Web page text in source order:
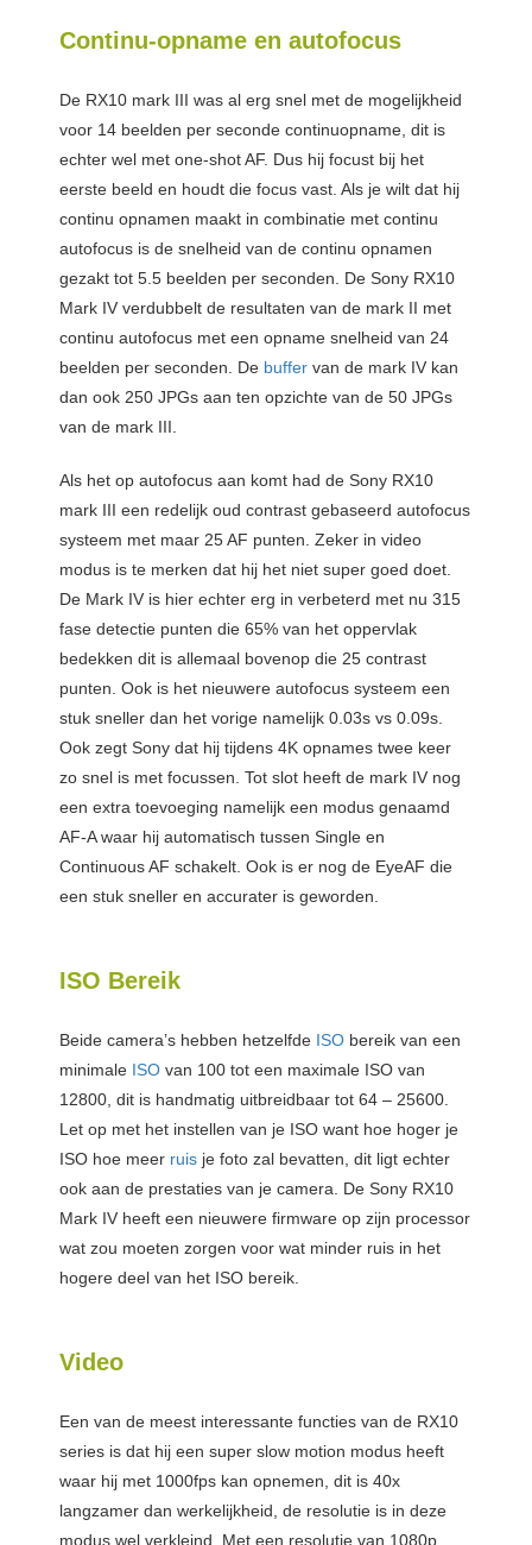
Continu-opname en autofocus
De RX10 mark III was al erg snel met de mogelijkheid
voor 14 beelden per seconde continuopname, dit is
echter wel met one-shot AF. Dus hij focust bij het
eerste beeld en houdt die focus vast. Als je wilt dat hij
continu opnamen maakt in combinatie met continu
autofocus is de snelheid van de continu opnamen
gezakt tot 5.5 beelden per seconden. De Sony RX10
Mark IV verdubbelt de resultaten van de mark II met
continu autofocus met een opname snelheid van 24
beelden per seconden. De buffer van de mark IV kan
dan ook 250 JPGs aan ten opzichte van de 50 JPGs
van de mark III.
Als het op autofocus aan komt had de Sony RX10
mark III een redelijk oud contrast gebaseerd autofocus
systeem met maar 25 AF punten. Zeker in video
modus is te merken dat hij het niet super goed doet.
De Mark IV is hier echter erg in verbeterd met nu 315
fase detectie punten die 65% van het oppervlak
bedekken dit is allemaal bovenop die 25 contrast
punten. Ook is het nieuwere autofocus systeem een
stuk sneller dan het vorige namelijk 0.03s vs 0.09s.
Ook zegt Sony dat hij tijdens 4K opnames twee keer
zo snel is met focussen. Tot slot heeft de mark IV nog
een extra toevoeging namelijk een modus genaamd
AF-A waar hij automatisch tussen Single en
Continuous AF schakelt. Ook is er nog de EyeAF die
een stuk sneller en accurater is geworden.
ISO Bereik
Beide camera’s hebben hetzelfde ISO bereik van een
minimale ISO van 100 tot een maximale ISO van
12800, dit is handmatig uitbreidbaar tot 64 – 25600.
Let op met het instellen van je ISO want hoe hoger je
ISO hoe meer ruis je foto zal bevatten, dit ligt echter
ook aan de prestaties van je camera. De Sony RX10
Mark IV heeft een nieuwere firmware op zijn processor
wat zou moeten zorgen voor wat minder ruis in het
hogere deel van het ISO bereik.
Video
Een van de meest interessante functies van de RX10
series is dat hij een super slow motion modus heeft
waar hij met 1000fps kan opnemen, dit is 40x
langzamer dan werkelijkheid, de resolutie is in deze
modus wel verkleind. Met een resolutie van 1080p